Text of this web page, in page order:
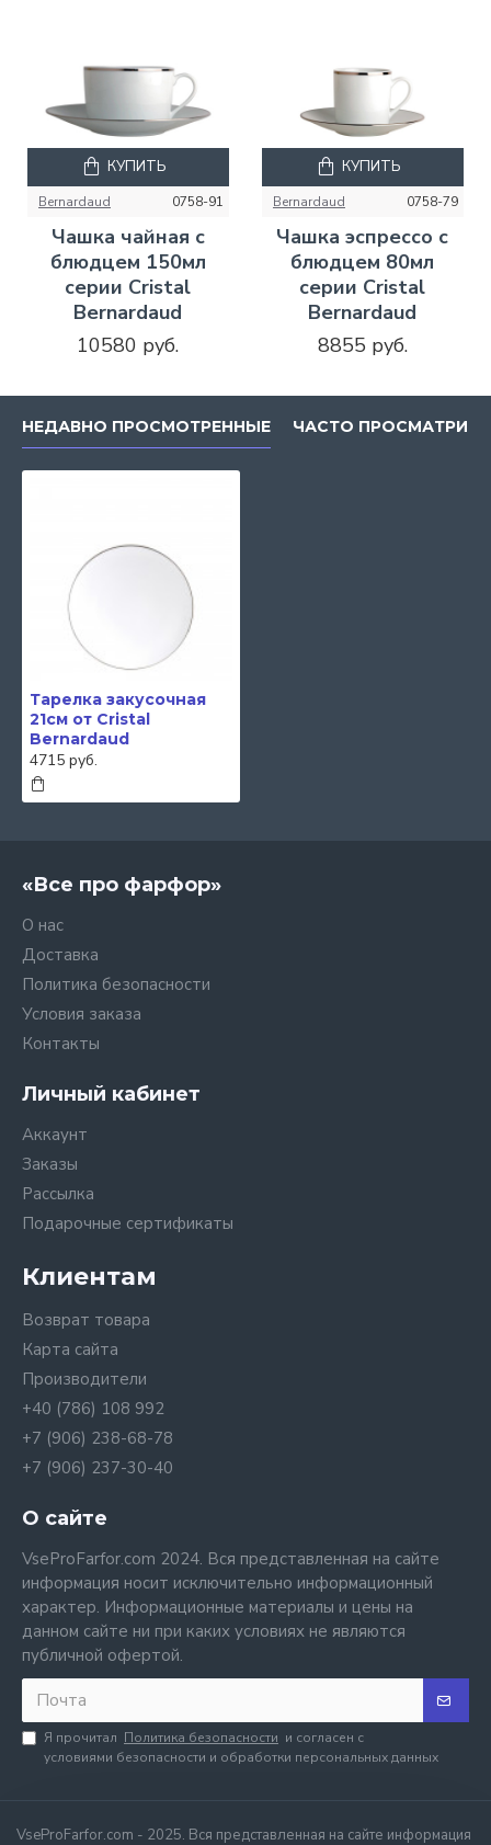
Bernardaud 0758-91
Чашка чайная с
блюдцем 150мл
серии Cristal
Bernardaud
10580 руб.
КУПИТЬ
Bernardaud 0758-79
Чашка эспрессо с
блюдцем 80мл
серии Cristal
Bernardaud
8855 руб.
КУПИТЬ
НЕДАВНО ПРОСМОТРЕННЫЕ ЧАСТО
Тарелка закусочная
21см от Cristal
Bernardaud
4715 руб.
«Все про фарфор»
О нас
Доставка
Политика безопасности
Условия заказа
Контакты
Личный кабинет
Аккаунт
Заказы
Рассылка
Подарочные сертификаты
Клиентам
Возврат товара
Карта сайта
Производители
+40 (786) 108 992
+7 (906) 238-68-78
+7 (906) 237-30-40
О сайте
VseProFarfor.com 2024. Вся представленная на сайте
информация носит исключительно информационный
характер. Информационные материалы и цены на
данном сайте ни при каких условиях не являются
публичной офертой.
Я прочитал Политика безопасности и согласен с
условиями безопасности и обработки персональных данных
VseProFarfor.com - 2025. Вся представленная на сайте информация